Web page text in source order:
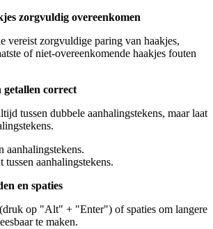
zorgvuldig overeenkomen
vereist zorgvuldige paring van haakjes,
of niet-overeenkomende haakjes fouten
getallen correct
tussen dubbele aanhalingstekens, maar laat
aanhalingstekens.
tussen aanhalingstekens.
en spaties
op "Alt" + "Enter") of spaties om langere
te maken.